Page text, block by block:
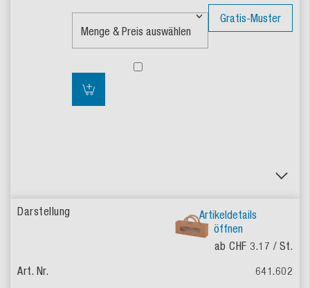
Gratis-Muster
Artikeldetails
öffnen
ab CHF 3.17 / St.
641.602